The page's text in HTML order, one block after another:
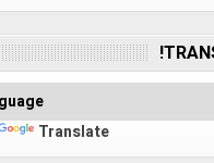
Translate